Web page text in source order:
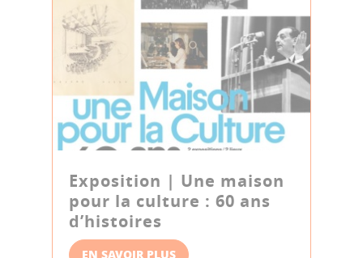
Exposition | Une maison
pour la culture : 60 ans
d’histoires
EN SAVOIR PLUS